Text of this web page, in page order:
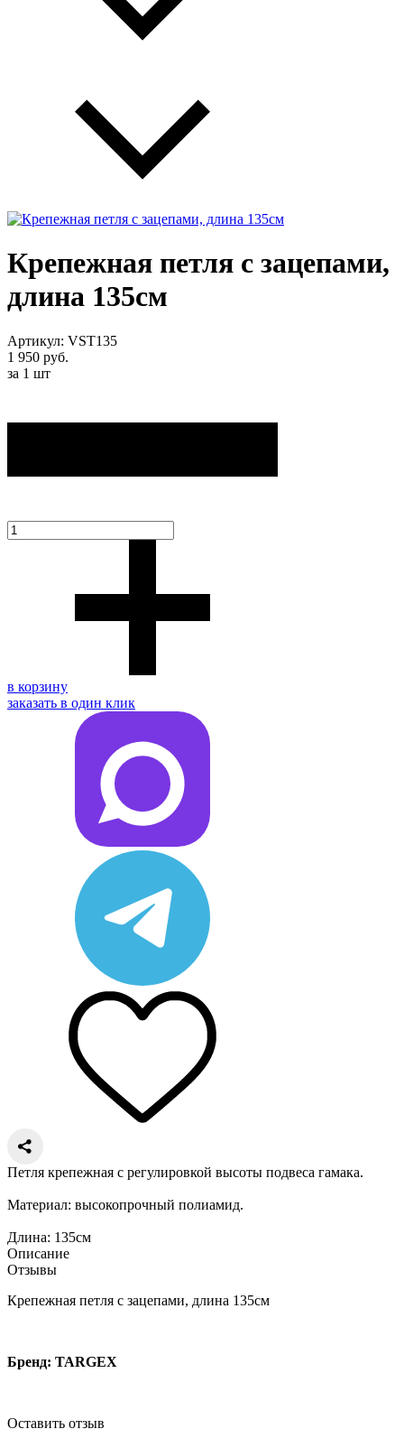
Крепежная петля с зацепами,
длина 135см
Артикул: VST135
1 950 руб.
за 1 шт
в корзину
заказать в один клик
Петля крепежная с регулировкой высоты подвеса гамака.
Материал: высокопрочный полиамид.
Длина: 135см
Описание
Отзывы
Крепежная петля с зацепами, длина 135см
Бренд: TARGEX
Оставить отзыв